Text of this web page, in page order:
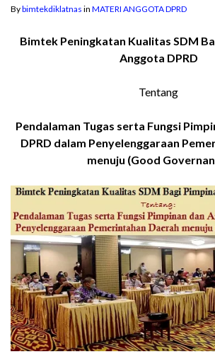
Bybimtekdiklatnas in MATERI ANGGOTA DPRD
Bimtek Peningkatan Kualitas SDM
Anggota DPRD
Tentang
Pendalaman Tugas serta Fungsi
DPRD dalam Penyelenggaraan
menuju (Good